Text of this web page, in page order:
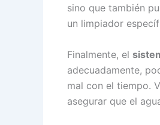
sino que también
un limpiador
Finalmente, el
adecuadamente,
mal con el tiempo.
asegurar que el